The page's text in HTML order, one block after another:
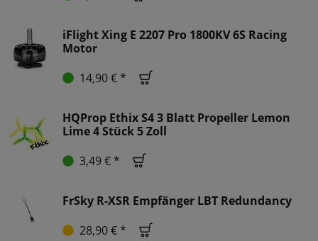
iFlight Xing E 2207 Pro 1800KV 6S Racing
Motor
14,90 € *
HQProp Ethix S4 3 Blatt Propeller Lemon
Lime 4 Stück 5 Zoll
3,49 € *
FrSky R-XSR Empfänger LBT Redundancy
28,90 € *